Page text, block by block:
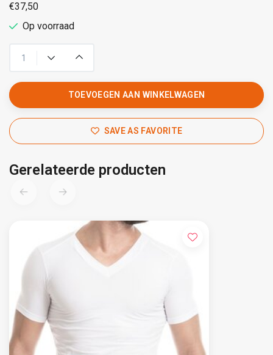
€37,50
Op voorraad
TOEVOEGEN AAN WINKELWAGEN
SAVE AS FAVORITE
Gerelateerde producten